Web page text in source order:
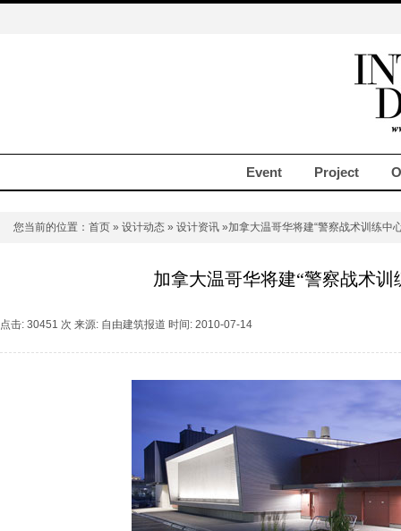
Event Project
您当前的位置： 首页 » 设计动态 » 设计资讯 »加拿大温哥华将建“警察战术训练中
加拿大温哥华将建“警察战术训
点击: 30451 次 来源: 自由建筑报道 时间: 2010-07-14